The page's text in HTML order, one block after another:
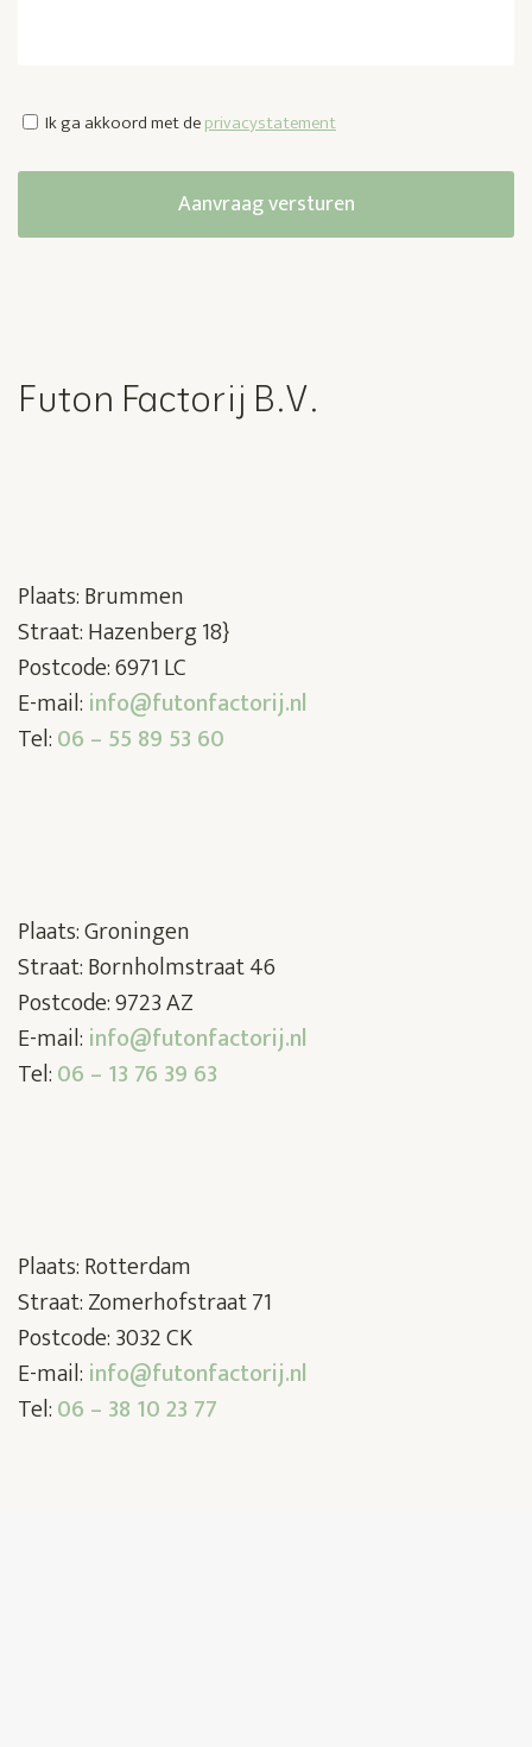
Ik ga akkoord met deprivacystatement
Futon Factorij B.V.
Plaats: Brummen
Straat: Hazenberg 18}
Postcode: 6971 LC
E-mail: info@futonfactorij.nl
Tel:06 – 55 89 53 60
Plaats: Groningen
Straat: Bornholmstraat 46
Postcode: 9723 AZ
E-mail: info@futonfactorij.nl
Tel:06 – 13 76 39 63
Plaats: Rotterdam
Straat: Zomerhofstraat 71
Postcode: 3032 CK
E-mail: info@futonfactorij.nl
Tel:06 – 38 10 23 77